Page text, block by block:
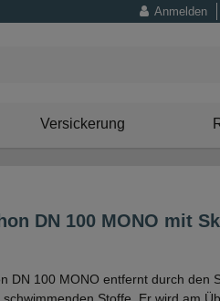
Anmelden
Versickerung
DN 100 MONO mit
DN 100 MONO entfernt durch den